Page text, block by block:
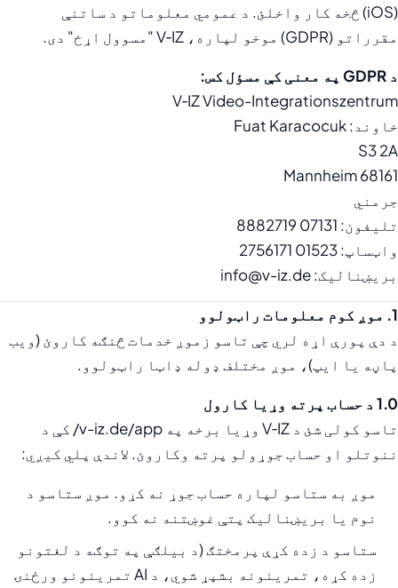
(iOS) څخه کار واخلئ. د عمومي معلوماتو د ساتنې
مقرراتو (GDPR) موخو لپاره، V‑IZ "مسوول اړخ" دی.
د GDPR په معنی کې مسؤل کس:
V‑IZ Video-Integrationszentrum
خاوند: Fuat Karacocuk
S3 2A
68161 Mannheim
جرمني
تلیفون: 07131 8882719
واټساپ: 01523 2756171
بریښنالیک: info@v-iz.de
1. موږ کوم معلومات راټولوو
د دې پورې اړه لري چې تاسو زموږ خدمات څنګه کاروئ (ویب
پاڼه یا ایپ)، موږ مختلف ډوله ډاټا راټولوو.
1.0 د حساب پرته وړیا کارول
تاسو کولی شئ د V‑IZ وړیا برخه په v-iz.de/app/ کې د
ننوتلو او حساب جوړولو پرته وکاروئ. لاندې پلي کیږي:
موږ به ستاسو لپاره حساب جوړ نه کړو. موږ ستاسو د
نوم یا بریښنالیک پتې غوښتنه نه کوو.
ستاسو د زده کړې پرمختګ (د بیلګې په توګه د لغتونو
زده کړه، تمرینونه بشپړ شوي، د AI تمرینونو ورځنۍ